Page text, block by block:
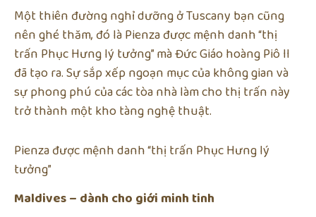
Một thiên đường nghỉ dưỡng ở Tuscany bạn cũng
nên ghé thăm, đó là Pienza được mệnh danh “thị
trấn Phục Hưng lý tưởng” mà Đức Giáo hoàng Piô II
đã tạo ra. Sự sắp xếp ngoạn mục của không gian và
sự phong phú của các tòa nhà làm cho thị trấn này
trở thành một kho tàng nghệ thuật.
Pienza được mệnh danh “thị trấn Phục Hưng lý
tưởng”
Maldives – dành cho giới minh tinh